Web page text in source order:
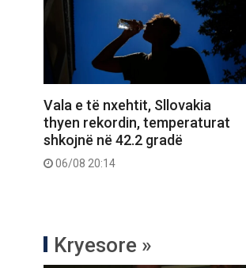
Vala e të nxehtit, Sllovakia
thyen rekordin, temperaturat
shkojnë në 42.2 gradë
06/08 20:14
Kryesore »